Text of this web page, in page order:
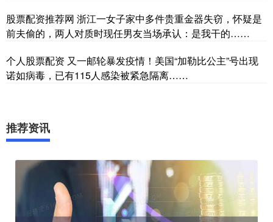
股票配资推荐网 浙江一女子家中多件贵重金器失窃，怀疑是
前夫偷的，两人对质时现任男友当场承认：是我干的……
个人股票配资 又一邮轮暴发疫情！美国“加勒比公主”号出现
诺如病毒，已有115人感染被紧急隔离……
推荐资讯